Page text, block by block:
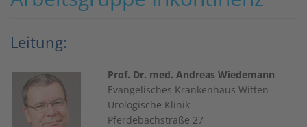
Leitung:
Prof. Dr. med. Andreas Wiedemann
Evangelisches Krankenhaus Witten
Urologische Klinik
Pferdebachstraße 27